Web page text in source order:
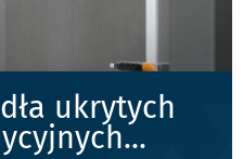
ukrytych
...